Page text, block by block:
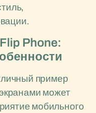
Phone:
пример
может
мобильного